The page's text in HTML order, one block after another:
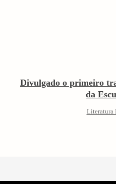
Divulgado o primeiro
da
Literatura